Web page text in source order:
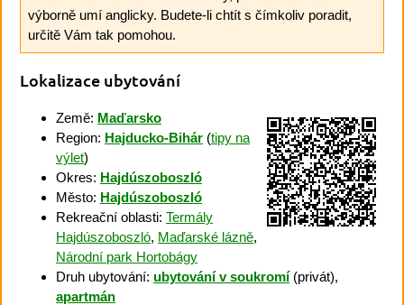
výborně umí anglicky. Budete-li chtít s čímkoliv poradit,
určitě Vám tak pomohou.
Lokalizace ubytování
Země: Maďarsko
Region: Hajducko-Bihár (tipy na
výlet)
Okres: Hajdúszoboszló
Město: Hajdúszoboszló
Rekreační oblasti: Termály
Hajdúszoboszló, Maďarské lázně,
Národní park Hortobágy
Druh ubytování: ubytování v soukromí(privát),
apartmán